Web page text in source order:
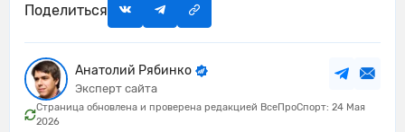
Поделиться
Анатолий Рябинко
Эксперт сайта
Страница обновлена и проверена редакцией ВсеПроСпорт: 24 Мая
2026